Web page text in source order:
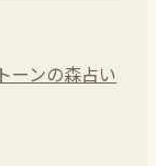
ーンの森占い